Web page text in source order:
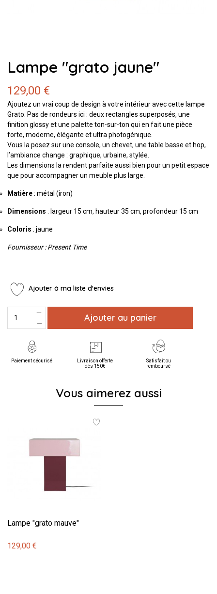
Lampe "grato jaune"
129,00 €
Ajoutez un vrai coup de design à votre intérieur avec cette lampe
Grato. Pas de rondeurs ici : deux rectangles superposés, une
finition glossy et une palette ton-sur-ton qui en fait une pièce
forte, moderne, élégante et ultra photogénique.
Vous la posez sur une console, un chevet, une table basse et hop,
l’ambiance change : graphique, urbaine, stylée.
Les dimensions la rendent parfaite aussi bien pour un petit espace
que pour accompagner un meuble plus large.
Matière: métal (iron)
Dimensions : largeur 15 cm, hauteur 35 cm, profondeur 15 cm
Coloris : jaune
Fournisseur : Present Time
Ajouter à ma liste d'envies
Ajouter au panier
Paiement sécurisé
Livraison offerte
dès 150€
Satisfait ou
remboursé
Vous aimerez aussi
Lampe "grato mauve"
129,00 €